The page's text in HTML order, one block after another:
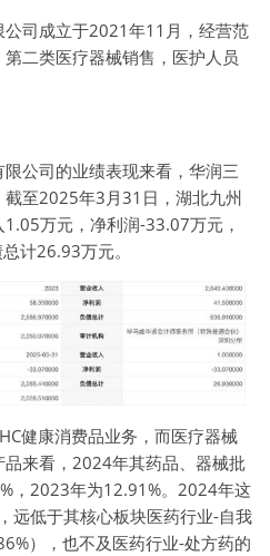
司成立于2021年11月，经营范
二类医疗器械销售，医护人员
公司的业绩表现来看，华润三
至2025年3月31日，湖北九州
万元，净利润-33.07万元，
计26.93万元。
健康消费品业务，而医疗器械
来看，2024年其药品、器械批
，2023年为12.91%。2024年这
远低于其核心板块医药行业-自我
），也不及医药行业-处方药的